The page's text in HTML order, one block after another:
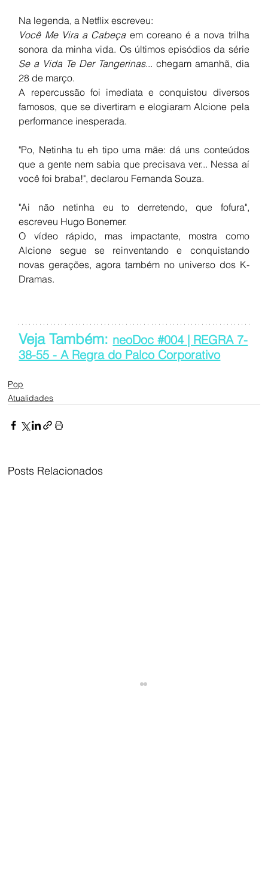
Na legenda, a Netflix escreveu:
Você Me Vira a Cabeça em coreano é a nova trilha
sonora da minha vida. Os últimos episódios da série
Se a Vida Te Der Tangerinas... chegam amanhã, dia
28 de março.
A repercussão foi imediata e conquistou diversos
famosos, que se divertiram e elogiaram Alcione pela
performance inesperada.
"Po, Netinha tu eh tipo uma mãe: dá uns conteúdos
que a gente nem sabia que precisava ver... Nessa aí
você foi braba!", declarou Fernanda Souza.
"Ai não netinha eu to derretendo, que fofura",
escreveu Hugo Bonemer.
O vídeo rápido, mas impactante, mostra como
Alcione segue se reinventando e conquistando
novas gerações, agora também no universo dos K-
Dramas.
Veja Também: neoDoc #004 | REGRA 7-
38-55 - A Regra do Palco Corporativo
Pop
Atualidades
Posts Relacionados